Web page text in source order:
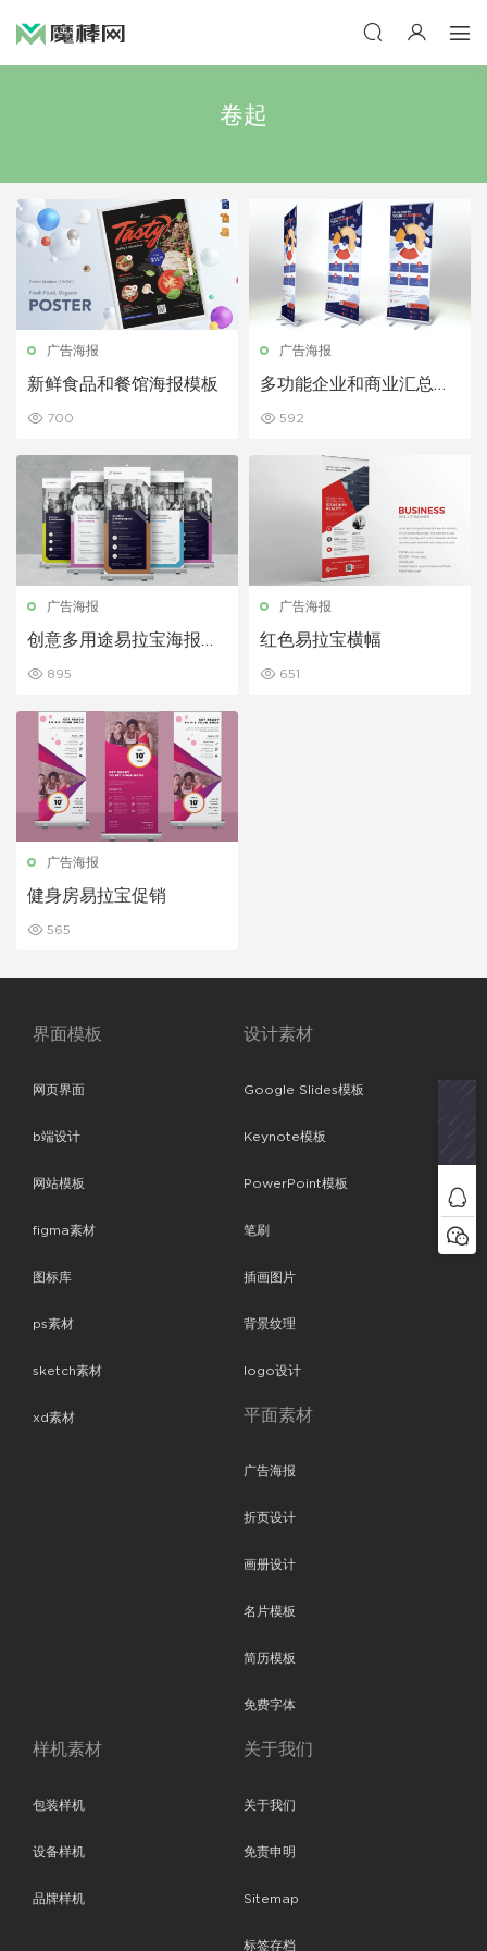
卷起
广告海报
新鲜食品和餐馆海报模板
700
广告海报
多功能企业和商业汇总
592
广告海报
创意多用途易拉宝海报模
895
广告海报
红色易拉宝横幅
651
广告海报
健身房易拉宝促销
565
界面模板
网页界面
b端设计
网站模板
figma素材
图标库
ps素材
sketch素材
xd素材
设计素材
Google Slides模板
Keynote模板
PowerPoint模板
笔刷
插画图片
背景纹理
logo设计
平面素材
广告海报
折页设计
画册设计
名片模板
简历模板
免费字体
样机素材
包装样机
设备样机
品牌样机
关于我们
关于我们
免责申明
Sitemap
标签存档